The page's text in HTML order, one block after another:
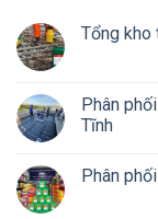
Tổng kho
Phân
Tĩnh
Phân